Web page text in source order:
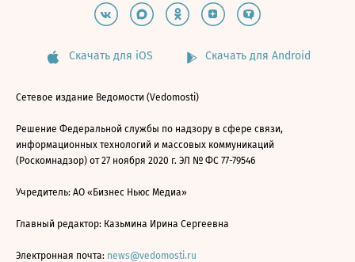
Скачать для iOS Скачать для Android
Сетевое издание Ведомости (Vedomosti)
Решение Федеральной службы по надзору в сфере связи,
информационных технологий и массовых коммуникаций
(Роскомнадзор) от 27 ноября 2020 г. ЭЛ № ФС 77-79546
Учредитель: АО «Бизнес Ньюс Медиа»
Главный редактор: Казьмина Ирина Сергеевна
Электронная почта: news@vedomosti.ru